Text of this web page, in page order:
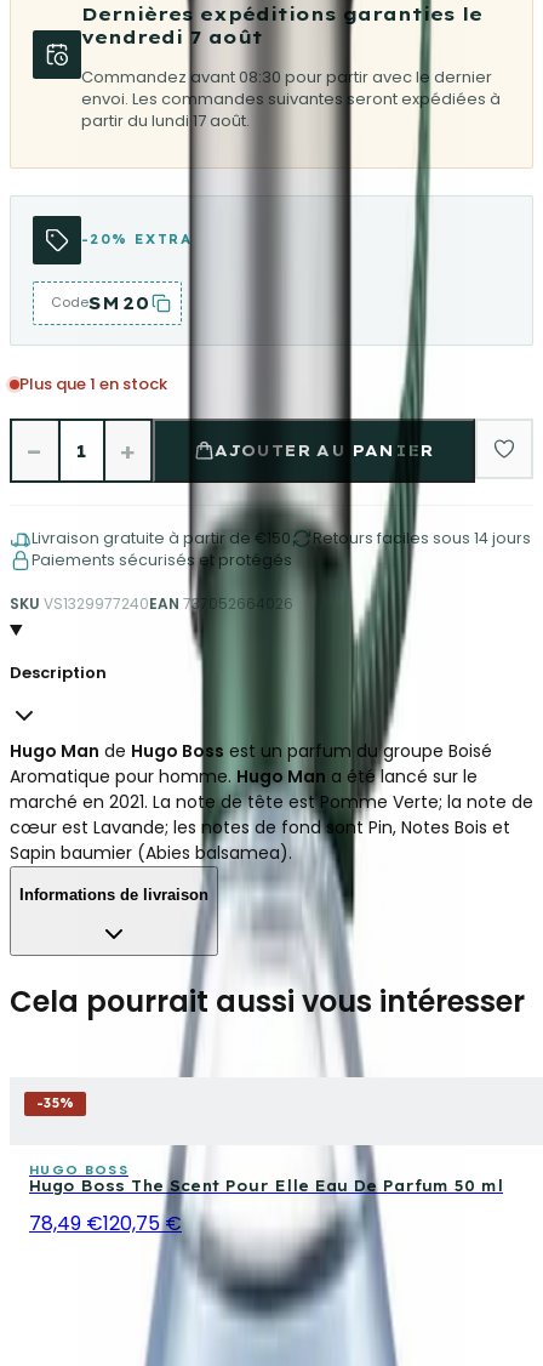
Dernières expéditions garanties le
vendredi 7 août
Commandez avant 08:30 pour partir avec le dernier
envoi. Les commandes suivantes seront expédiées à
partir du lundi 17 août.
-20% EXTRA
CodeSM20
Plus que 1 en stock
− 1 + AJOUTER AU PANIER
Livraison gratuite à partir de €150
Retours faciles sous 14 jours
Paiements sécurisés et protégés
SKU VS1329977240EAN 737052664026
Description
Hugo Man de Hugo Boss est un parfum du groupe Boisé
Aromatique pour homme. Hugo Man a été lancé sur le
marché en 2021. La note de tête est Pomme Verte; la note de
cœur est Lavande; les notes de fond sont Pin, Notes Bois et
Sapin baumier (Abies balsamea).
Informations de livraison
Cela pourrait aussi vous intéresser
-35%
HUGO BOSS
Hugo Boss The Scent Pour Elle Eau De Parfum 50 ml
78,49 €120,75 €